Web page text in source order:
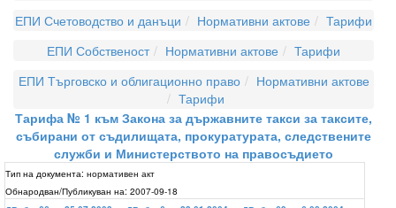
ЕПИ Счетоводство и данъци
Нормативни актове
Тарифи
ЕПИ Собственост
Нормативни актове
Тарифи
ЕПИ Търговско и облигационно право
Нормативни актове
Тарифи
Тарифа № 1 към Закона за държавните такси за таксите,
събирани от съдилищата, прокуратурата, следствените
служби и Министерството на правосъдието
Тип на документа: нормативен акт
Обнародван/Публикуван на: 2007-09-18